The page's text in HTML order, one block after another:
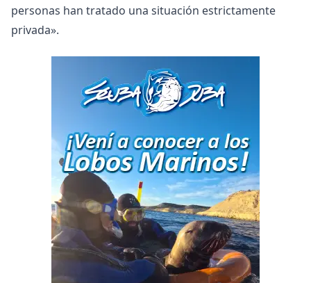
personas han tratado una situación estrictamente
privada».